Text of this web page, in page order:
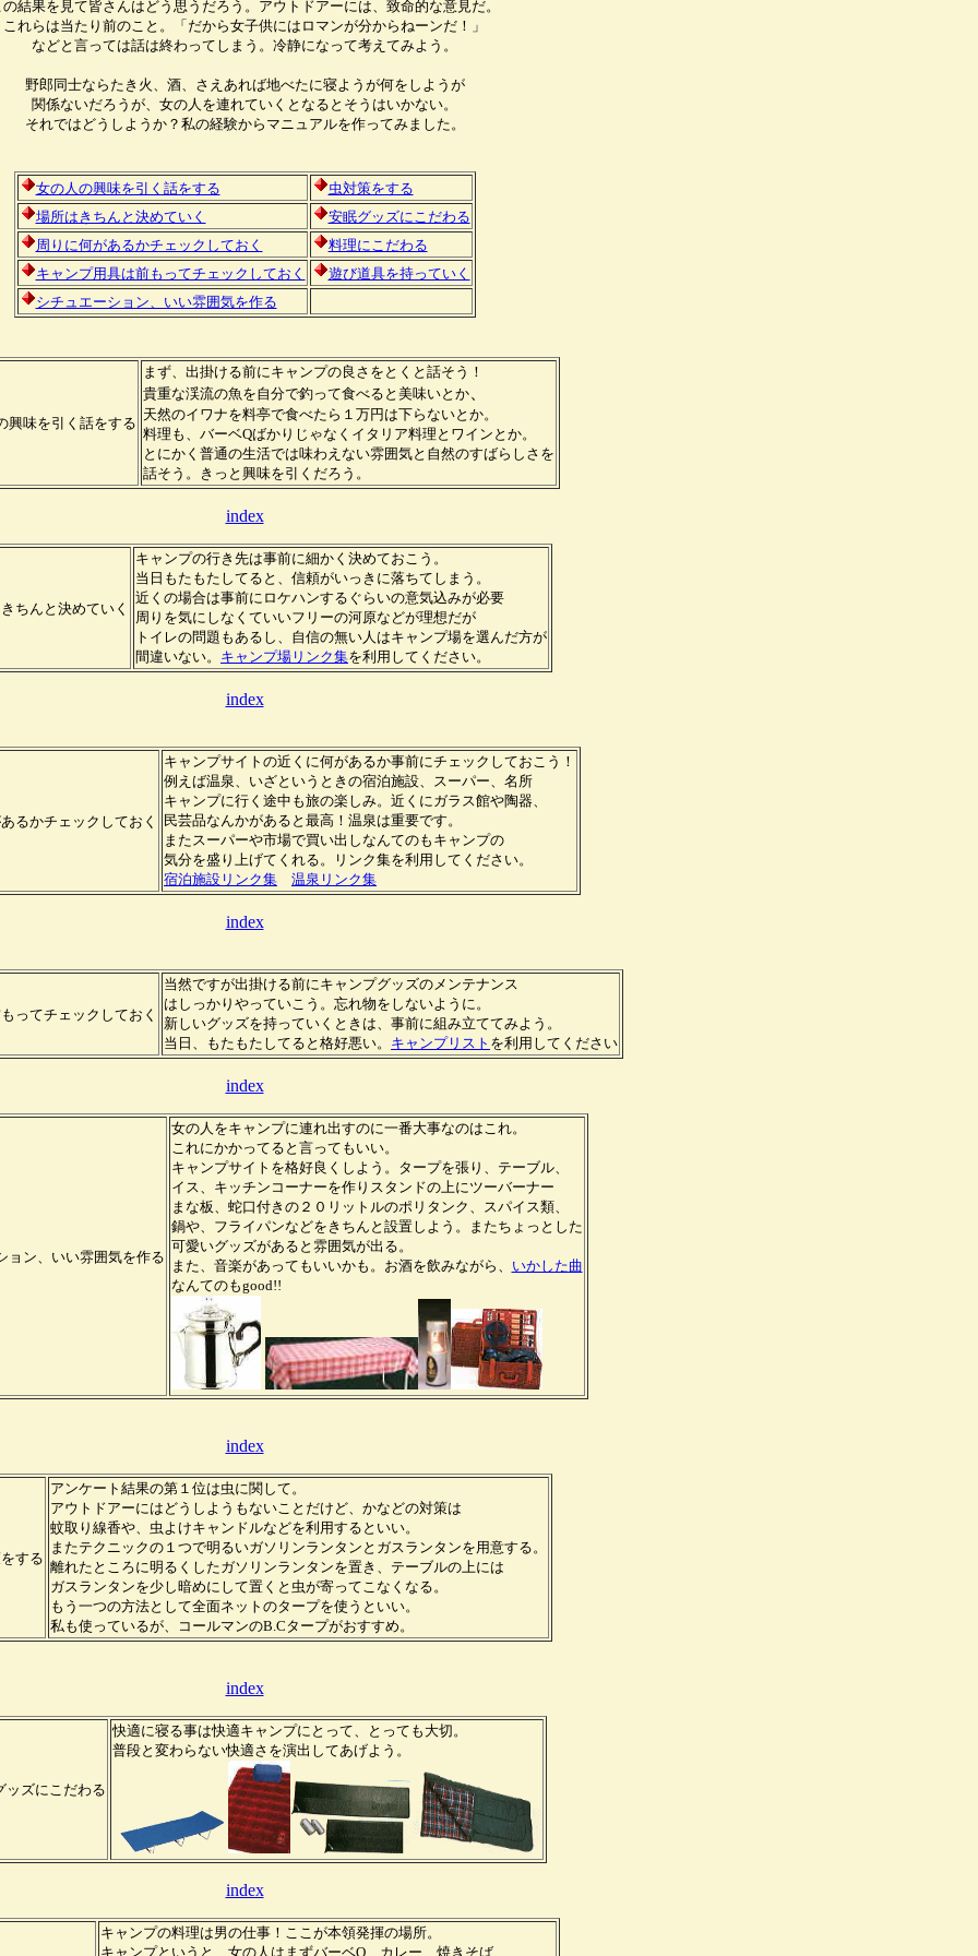
の結果を見て皆さんはどう思うだろう。アウトドアーには、致命的な意見だ。
これらは当たり前のこと。「だから女子供にはロマンが分からねーンだ！」
などと言っては話は終わってしまう。冷静になって考えてみよう。
野郎同士ならたき火、酒、さえあれば地べたに寝ようが何をしようが
関係ないだろうが、女の人を連れていくとなるとそうはいかない。
それではどうしようか？私の経験からマニュアルを作ってみました。
女の人の興味を引く話をする
虫対策をする
場所はきちんと決めていく
安眠グッズにこだわる
周りに何があるかチェックしておく
料理にこだわる
キャンプ用具は前もってチェックしておく
遊び道具を持っていく
シチュエーション、いい雰囲気を作る
興味を引く話をする
まず、出掛ける前にキャンプの良さをとくと話そう！
貴重な渓流の魚を自分で釣って食べると美味いとか、
天然のイワナを料亭で食べたら１万円は下らないとか。
料理も、バーベQばかりじゃなくイタリア料理とワインとか。
とにかく普通の生活では味わえない雰囲気と自然のすばらしさを
話そう。きっと興味を引くだろう。
index
ちんと決めていく
キャンプの行き先は事前に細かく決めておこう。
当日もたもたしてると、信頼がいっきに落ちてしまう。
近くの場合は事前にロケハンするぐらいの意気込みが必要
周りを気にしなくていいフリーの河原などが理想だが
トイレの問題もあるし、自信の無い人はキャンプ場を選んだ方が
間違いない。 キャンプ場リンク集を利用してください。
index
るかチェックしておく
キャンプサイトの近くに何があるか事前にチェックしておこう！
例えば温泉、いざというときの宿泊施設、スーパー、名所
キャンプに行く途中も旅の楽しみ。近くにガラス館や陶器、
民芸品なんかがあると最高！温泉は重要です。
またスーパーや市場で買い出しなんてのもキャンプの
気分を盛り上げてくれる。リンク集を利用してください。
宿泊施設リンク集
温泉リンク集
index
ってチェックしておく
当然ですが出掛ける前にキャンプグッズのメンテナンス
はしっかりやっていこう。忘れ物をしないように。
新しいグッズを持っていくときは、事前に組み立ててみよう。
当日、もたもたしてると格好悪い。 キャンプリスト を利用してください
index
ョン、いい雰囲気を作る
女の人をキャンプに連れ出すのに一番大事なのはこれ。
これにかかってると言ってもいい。
キャンプサイトを格好良くしよう。タープを張り、テーブル、
イス、キッチンコーナーを作りスタンドの上にツーバーナー
まな板、蛇口付きの２０リットルのポリタンク、スパイス類、
鍋や、フライパンなどをきちんと設置しよう。またちょっとした
可愛いグッズがあると雰囲気が出る。
また、音楽があってもいいかも。お酒を飲みながら、 いかした曲
なんてのもgood!!
index
する
アンケート結果の第１位は虫に関して。
アウトドアーにはどうしようもないことだけど、かなどの対策は
蚊取り線香や、虫よけキャンドルなどを利用するといい。
またテクニックの１つで明るいガソリンランタンとガスランタンを用意する。
離れたところに明るくしたガソリンランタンを置き、テーブルの上には
ガスランタンを少し暗めにして置くと虫が寄ってこなくなる。
もう一つの方法として全面ネットのタープを使うといい。
私も使っているが、コールマンのB.Cタープがおすすめ。
index
ッズにこだわる
快適に寝る事は快適キャンプにとって、とっても大切。
普段と変わらない快適さを演出してあげよう。
index
キャンプの料理は男の仕事！ここが本領発揮の場所。
キャンプというと、女の人はまずバーベQ、カレー、焼きそば